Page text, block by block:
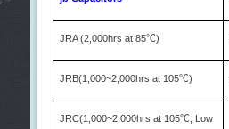
JRA (2,000hrs at 85℃)
JRB(1,000~2,000hrs at 105℃)
JRC(1,000~2,000hrs at 105℃ , Low